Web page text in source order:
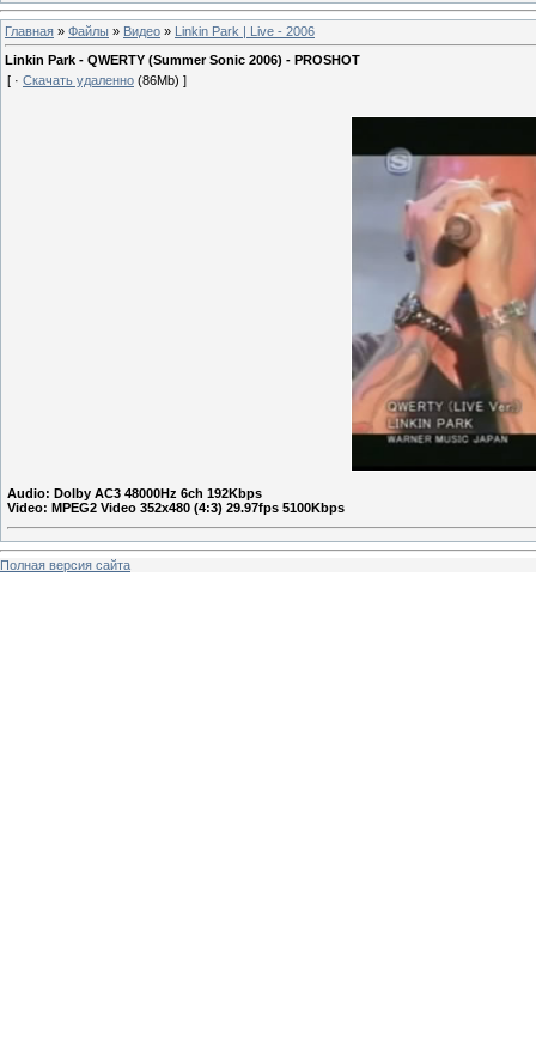
Главная » Файлы » Видео » Linkin Park | Live - 2006
Linkin Park - QWERTY (Summer Sonic 2006) - PROSHOT
[ · Скачать удаленно (86Mb) ]
Audio: Dolby AC3 48000Hz 6ch 192Kbps
Video: MPEG2 Video 352x480 (4:3) 29.97fps 5100Kbps
Полная версия сайта